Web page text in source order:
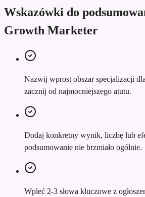
Wskazówki do
Growth Marketer
Nazwij wprost obszar specjalizacji
zacznij od najmocniejszego atutu.
Dodaj konkretny wynik, liczbę lub
podsumowanie nie brzmiało ogólnie.
Wpleć 2-3 słowa kluczowe z